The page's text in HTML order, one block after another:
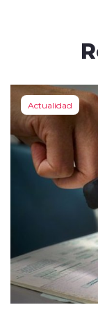
Actualidad